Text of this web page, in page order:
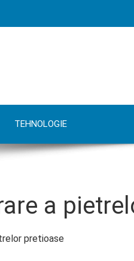
TEHNOLOGIE
a
pretioase